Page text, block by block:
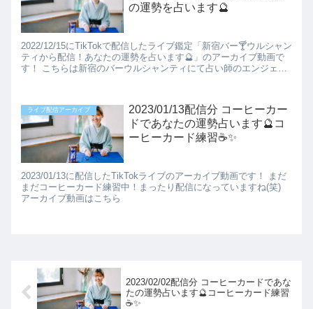
の運勢を占います🔮
2022/12/15にTikTokで配信したライブ鑑定「新宿バー🍸️ウルシャン
ティから配信！あなたの運勢を占います🔮」のアーカイブ動画で
す！ こちらは新宿のバーウルシャンティにて占い師のエンジェル
ライブ配信アーカイブ
2023/01/13配信分 コーヒーカー
ドであなたの運勢占います🔮コ
ーヒーカード練習☕✨️
2023/01/13に配信したTikTokライブのアーカイブ動画です！ まだ
まだコーヒーカード練習中！まったり配信になっていますね(笑)
アーカイブ動画はこちら
2023/02/02配信分 コーヒーカードであな
たの運勢占います🔮コーヒーカード練習
☕✨️